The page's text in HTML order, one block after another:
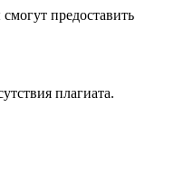
предоставить
плагиата.